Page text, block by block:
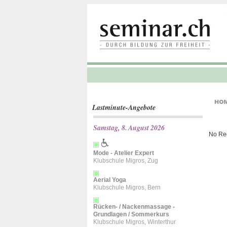
Lastminute-Angebote
Samstag, 8. August 2026
Mode - Atelier Expert
Klubschule Migros, Zug
Aerial Yoga
Klubschule Migros, Bern
Rücken- / Nackenmassage -
Grundlagen / Sommerkurs
Klubschule Migros, Winterthur
No